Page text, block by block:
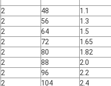
2 48 1.1
2 56 1.3
2 64 1.5
2 72 1.65
2 80 1.82
2 88 2.0
2 96 2.2
2 104 2.4